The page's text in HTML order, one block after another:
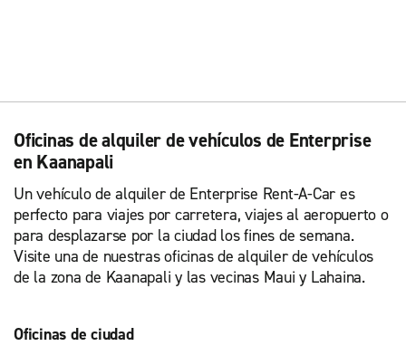
Oficinas de alquiler de vehículos de Enterprise
en Kaanapali
Un vehículo de alquiler de Enterprise Rent-A-Car es
perfecto para viajes por carretera, viajes al aeropuerto o
para desplazarse por la ciudad los fines de semana.
Visite una de nuestras oficinas de alquiler de vehículos
de la zona de Kaanapali y las vecinas Maui y Lahaina.
Oficinas de ciudad